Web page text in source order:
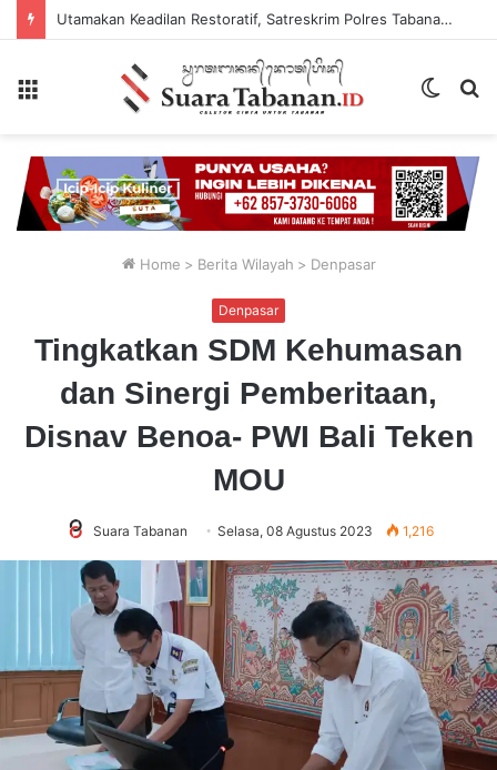
Utamakan Keadilan Restoratif, Satreskrim Polres Tabanan Gelar Perkara Kasus Penganiayaan Anak
Switch
Home > Berita Wilayah > Denpasar
Denpasar
Tingkatkan SDM Kehumasan
dan Sinergi Pemberitaan,
Disnav Benoa- PWI Bali Teken
MOU
Suara Tabanan Selasa, 08 Agustus 2023 1,216